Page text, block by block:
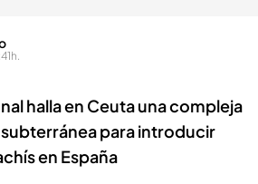
halla en Ceuta una compleja
para introducir
en España